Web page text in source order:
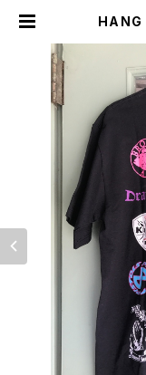
HANG